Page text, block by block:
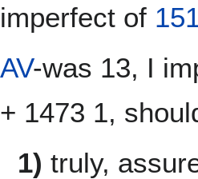
imperfect of
AV-was 13, I
+ 1473 1,
1) truly,